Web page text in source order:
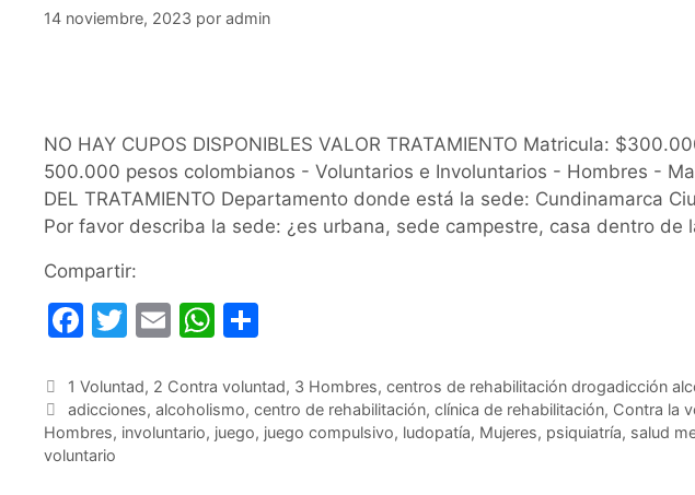
14 noviembre, 2023 por admin
NO HAY CUPOS DISPONIBLES VALOR TRATAMIENTO Matricula:
500.000 pesos colombianos - Voluntarios e Involuntarios - Hombres -
DEL TRATAMIENTO Departamento donde está la sede: Cundinamarca
Por favor describa la sede: ¿es urbana, sede campestre, casa dentro de
Compartir:
F
c
e
b
T
itt
er
E
ai
l
W
at
s
m
p
Categorías
1 Voluntad, 2 Contra voluntad, 3 Hombres, centros de rehabilitación drogadicción
Etiquetas
adicciones, alcoholismo, centro de rehabilitación, clínica de rehabilitación, Contra la
Hombres, involuntario, juego, juego compulsivo, ludopatía, Mujeres, psiquiatría, salud
voluntario